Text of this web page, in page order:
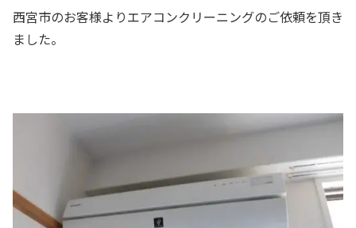
西宮市のお客様よりエアコンクリーニングのご依頼を頂き
ました。